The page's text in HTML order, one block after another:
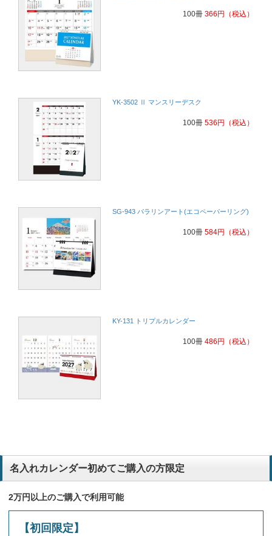
100冊 366円 （税込）
YK-3502 Ⅱ マンスリーデスク
100冊 536 円 （税込）
SG-943 パラリンアート(エコペーパーリング)
100冊 584円 （税込）
KY-131 トリプルカレンダー
100冊 486 円 （税込）
名入れカレンダー初めてご購入の方限定
2万円以上のご購入で利用可能
【初回限定】